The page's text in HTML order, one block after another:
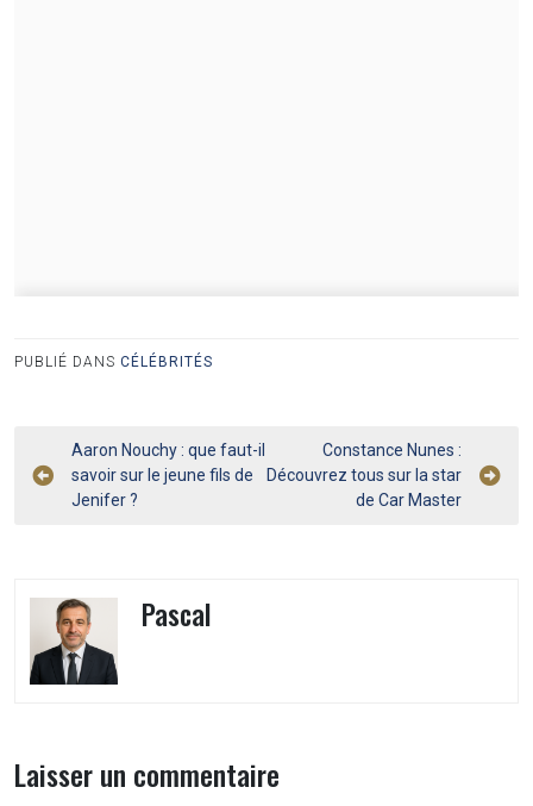
PUBLIÉ DANS CÉLÉBRITÉS
Navigation
de
Aaron Nouchy : que faut-il
savoir sur le jeune fils de
Jenifer ?
Constance Nunes :
Découvrez tous sur la star
de Car Master
Pascal
Laisser un commentaire